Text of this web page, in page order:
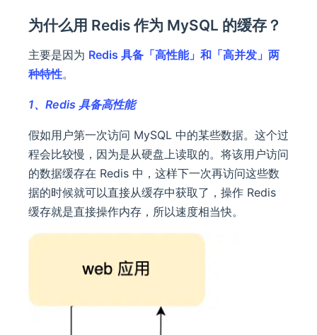
为什么用 Redis 作为 MySQL 的缓存？
主要是因为 Redis 具备「高性能」和「高并发」两
种特性。
1、Redis 具备高性能
假如用户第一次访问 MySQL 中的某些数据。这个过
程会比较慢，因为是从硬盘上读取的。将该用户访问
的数据缓存在 Redis 中，这样下一次再访问这些数
据的时候就可以直接从缓存中获取了，操作 Redis
缓存就是直接操作内存，所以速度相当快。